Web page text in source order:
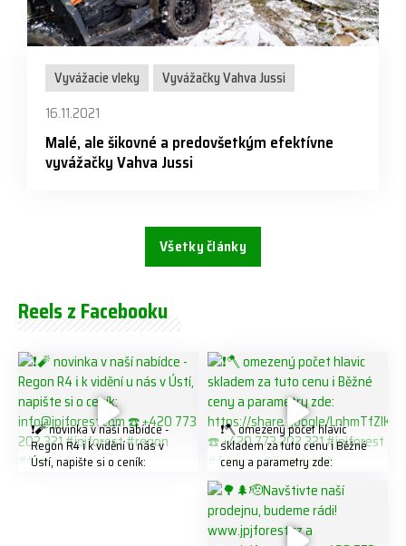
Vyvážacie vleky
Vyvážačky Vahva Jussi
16.11.2021
Malé, ale šikovné a predovšetkým efektívne
vyvážačky Vahva Jussi
Všetky články
Reels z Facebooku
❗️🧨 novinka v naší nabídce -
Regon R4 ℹ️ k vidění u nás v
Ústí, napište si o ceník:
❗️🪓 omezený počet hlavic
skladem za tuto cenu ℹ️ Běžné
ceny a parametry zde:
https://share.google/LnhmTfZl
K8W5t7i6o ☎️ +420 773 202
321 #jpjforest #forsmw
#firewood #